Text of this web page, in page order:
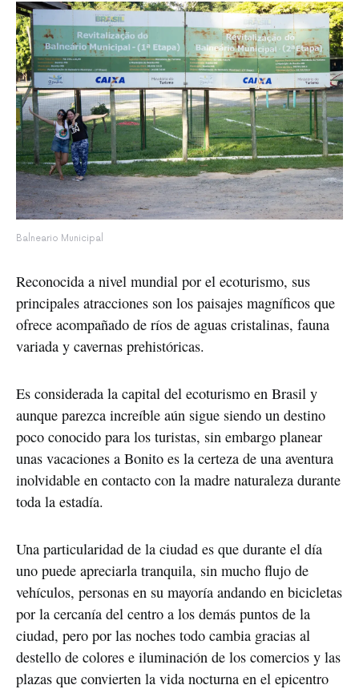
Balneario Municipal
Reconocida a nivel mundial por el ecoturismo, sus
principales atracciones son los paisajes magníficos que
ofrece acompañado de ríos de aguas cristalinas, fauna
variada y cavernas prehistóricas.
Es considerada la capital del ecoturismo en Brasil y
aunque parezca increíble aún sigue siendo un destino
poco conocido para los turistas, sin embargo planear
unas vacaciones a Bonito es la certeza de una aventura
inolvidable en contacto con la madre naturaleza durante
toda la estadía.
Una particularidad de la ciudad es que durante el día
uno puede apreciarla tranquila, sin mucho flujo de
vehículos, personas en su mayoría andando en bicicletas
por la cercanía del centro a los demás puntos de la
ciudad, pero por las noches todo cambia gracias al
destello de colores e iluminación de los comercios y las
plazas que convierten la vida nocturna en el epicentro